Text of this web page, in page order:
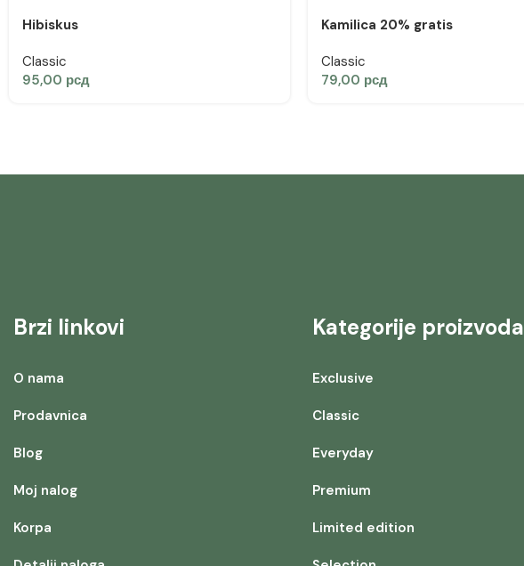
Hibiskus
Classic
95,00 рсд
Kamilica 20% gratis
Classic
79,00 рсд
Brzi linkovi
O nama
Prodavnica
Blog
Moj nalog
Korpa
Kategorije proizvoda
Exclusive
Classic
Everyday
Premium
Limited edition